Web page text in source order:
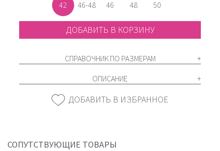
42 46-48 46 48 50
ДОБАВИТЬ В КОРЗИНУ
СПРАВОЧНИК ПО РАЗМЕРАМ
ОПИСАНИЕ
ДОБАВИТЬ В ИЗБРАННОЕ
СОПУТСТВУЮЩИЕ ТОВАРЫ